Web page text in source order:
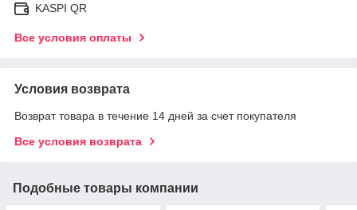
KASPI QR
Все условия оплаты
Условия возврата
Возврат товара в течение 14 дней за счет покупателя
Все условия возврата
Подобные товары компании